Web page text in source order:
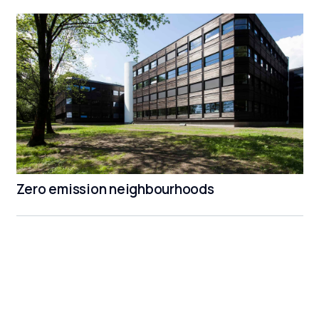
Zero emission neighbourhoods